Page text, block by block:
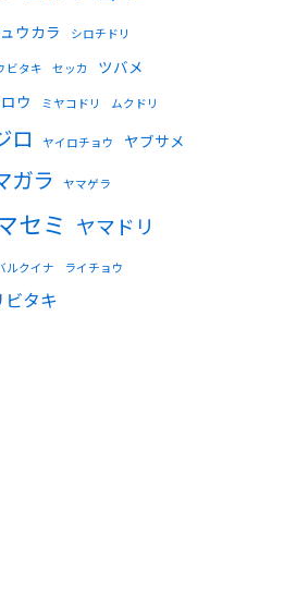
ウカラ シロチドリ
ビタキ セッカ
ツバメ
ウ
ミヤコドリ ムクドリ
ロ ヤイロチョウ ヤブサメ
ガラ ヤマゲラ
セミ ヤマドリ
ルクイナ ライチョウ
ビタキ